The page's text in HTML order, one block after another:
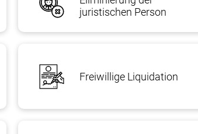
juristischen Person
Freiwillige Liquidation